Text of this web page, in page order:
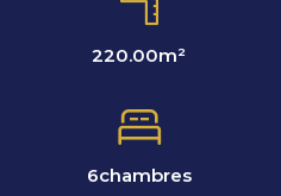
220.00m²
6chambres